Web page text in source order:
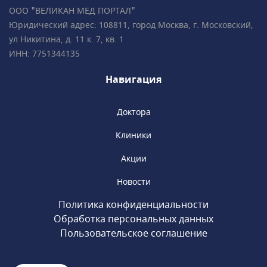
пациентов • Все врачи имеют
международные сертификаты Fetal Medicine
Foundation (Фонд медицины плода) • Всего в
2 минутах ходьбы от метро «Чистые пруды»,
ООО "ВЕЛИКАН МЕД ПОРТАЛ"
Юридический адрес: 108811, город Москва, г. Московский,
ул Никитина, д. 11 к. 7, кв. 1
ИНН: 7751344135
Навигация
Доктора
Клиники
Акции
Новости
Политика конфиденциальности
Обработка персональных данных
Пользовательское соглашение